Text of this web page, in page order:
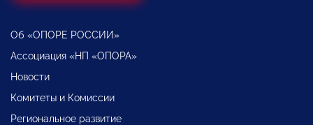
Об «ОПОРЕ РОССИИ»
Ассоциация «НП «ОПОРА»
Новости
Комитеты и Комиссии
Региональное развитие